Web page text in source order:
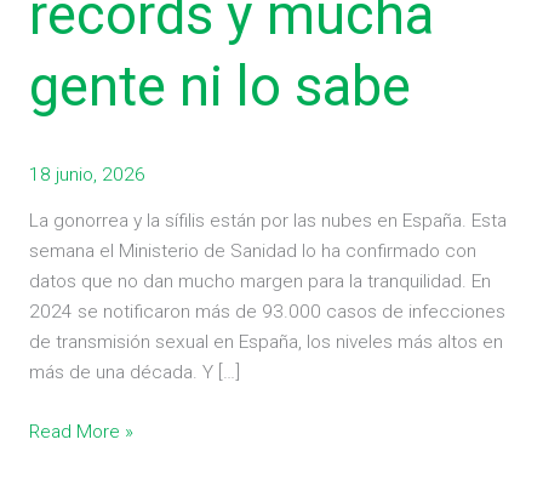
récords y mucha
gente ni lo sabe
18 junio, 2026
La gonorrea y la sífilis están por las nubes en España. Esta
semana el Ministerio de Sanidad lo ha confirmado con
datos que no dan mucho margen para la tranquilidad. En
2024 se notificaron más de 93.000 casos de infecciones
de transmisión sexual en España, los niveles más altos en
más de una década. Y […]
gente
lo
Read More »